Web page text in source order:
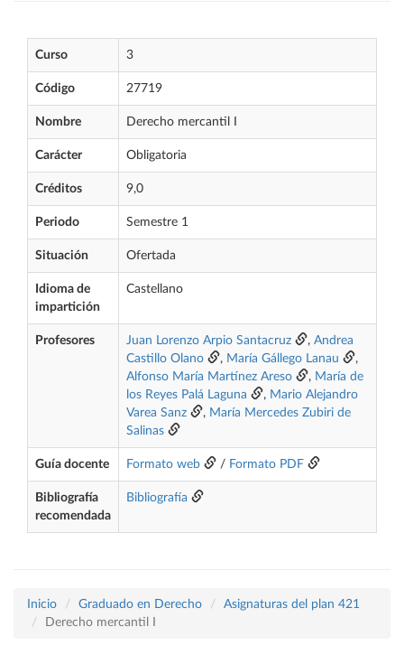
Curso 3
Código 27719
Nombre Derecho mercantil I
Carácter Obligatoria
Créditos 9,0
Periodo Semestre 1
Situación Ofertada
Idioma de
impartición
Castellano
Profesores Juan Lorenzo Arpio Santacruz , Andrea
Castillo Olano
, María Gállego Lanau
,
Alfonso María Martínez Areso
, María de
los Reyes Palá Laguna
, Mario Alejandro
Varea Sanz
, María Mercedes Zubiri de
Salinas
Guía docente Formato web / Formato PDF
Bibliografía
recomendada
Bibliografía
Inicio Graduado en Derecho
Asignaturas del plan 421
Derecho mercantil I